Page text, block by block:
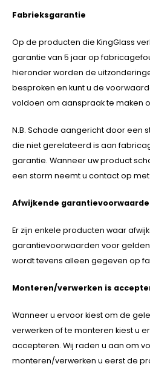
Fabrieksgarantie
Op de producten die KingGlass
garantie van 5 jaar op
hieronder worden de
besproken en kunt u de
voldoen om aanspraak te maken
N.B. Schade aangericht door een
die niet gerelateerd is aan
garantie. Wanneer uw product
een storm neemt u contact op met
Afwijkende
Er zijn enkele producten waar
garantievoorwaarden voor
wordt tevens alleen gegeven op
Monteren/verwerken is
Wanneer u ervoor kiest om de
verwerken of te monteren kiest u
accepteren. Wij raden u aan om
monteren/verwerken u eerst de